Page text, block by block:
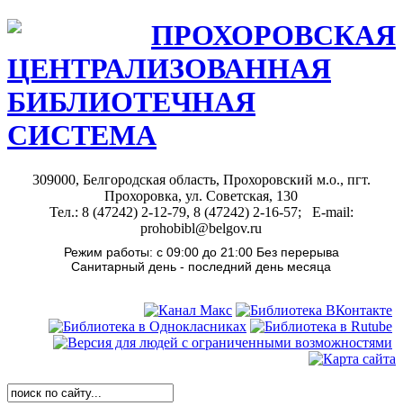
ПРОХОРОВСКАЯ
ЦЕНТРАЛИЗОВАННАЯ
БИБЛИОТЕЧНАЯ
СИСТЕМА
309000, Белгородская область, Прохоровский м.о., пгт.
Прохоровка, ул. Советская, 130
Тел.: 8 (47242) 2-12-79, 8 (47242) 2-16-57; E-mail:
prohobibl@belgov.ru
Режим работы: с 09:00 до 21:00 Без перерыва
Санитарный день - последний день месяца